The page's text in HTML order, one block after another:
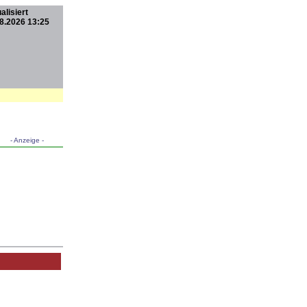
13:25
- Anzeige -